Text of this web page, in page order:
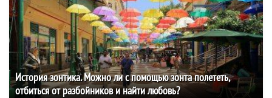
История зонтика. Можно ли с помощью зонта полететь,
отбиться от разбойников и найти любовь?